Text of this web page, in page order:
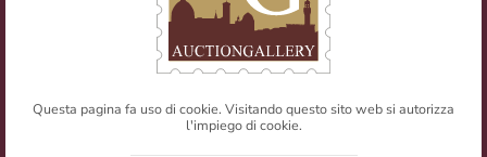
Filatelia Numismatica
Questa pagina fa uso di cookie. Visitando questo sito web si autorizza
l'impiego di cookie.